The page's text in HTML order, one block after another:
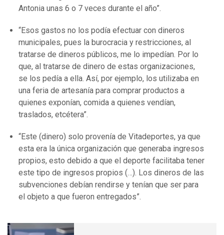
Antonia unas 6 o 7 veces durante el año”.
“Esos gastos no los podía efectuar con dineros
municipales, pues la burocracia y restricciones, al
tratarse de dineros públicos, me lo impedían. Por lo
que, al tratarse de dinero de estas organizaciones,
se los pedía a ella. Así, por ejemplo, los utilizaba en
una feria de artesanía para comprar productos a
quienes exponían, comida a quienes vendían,
traslados, etcétera”.
“Este (dinero) solo provenía de Vitadeportes, ya que
esta era la única organización que generaba ingresos
propios, esto debido a que el deporte facilitaba tener
este tipo de ingresos propios (…). Los dineros de las
subvenciones debían rendirse y tenían que ser para
el objeto a que fueron entregados”.